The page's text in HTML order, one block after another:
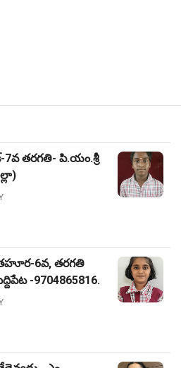
7వ తరగతి- పి.యం.శ్రీ
6వ, తరగతి
-9704865816.